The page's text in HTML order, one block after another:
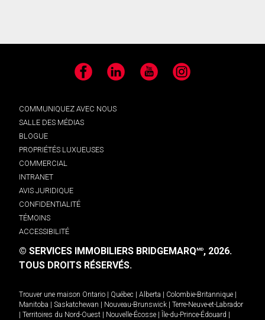
Facebook LinkedIn YouTube Instagram
COMMUNIQUEZ AVEC NOUS
SALLE DES MÉDIAS
BLOGUE
PROPRIÉTÉS LUXUEUSES
COMMERCIAL
INTRANET
AVIS JURIDIQUE
CONFIDENTIALITÉ
TÉMOINS
ACCESSIBILITÉ
© SERVICES IMMOBILIERS BRIDGEMARQMD, 2026.
TOUS DROITS RÉSERVÉS.
Trouver une maison Ontario Québec Alberta Colombie-Britannique
Manitoba
Saskatchewan Nouveau-Brunswick
Terre-Neuve-et-Labrador
Territoires du Nord-Ouest Nouvelle-Écosse Île-du-Prince-Édouard